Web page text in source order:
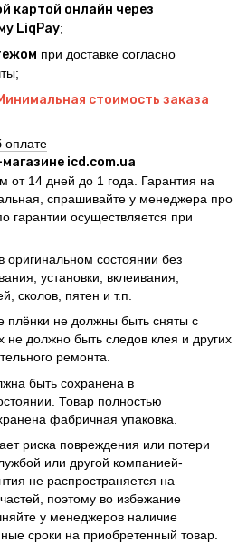
картой онлайн через
LiqPay;
при доставке согласно
стоимость заказа
icd.com.ua
от 14 дней до 1 года. Гарантия на
спрашивайте у менеджера про
гарантии осуществляется при
оригинальном состоянии без
установки, вклеивания,
сколов, пятен и т.п.
плёнки не должны быть сняты с
не должно быть следов клея и других
ремонта.
быть сохранена в
Товар полностью
фабричная упаковка.
риска повреждения или потери
или другой компанией-
не распространяется на
поэтому во избежание
у менеджеров наличие
сроки на приобретенный товар.